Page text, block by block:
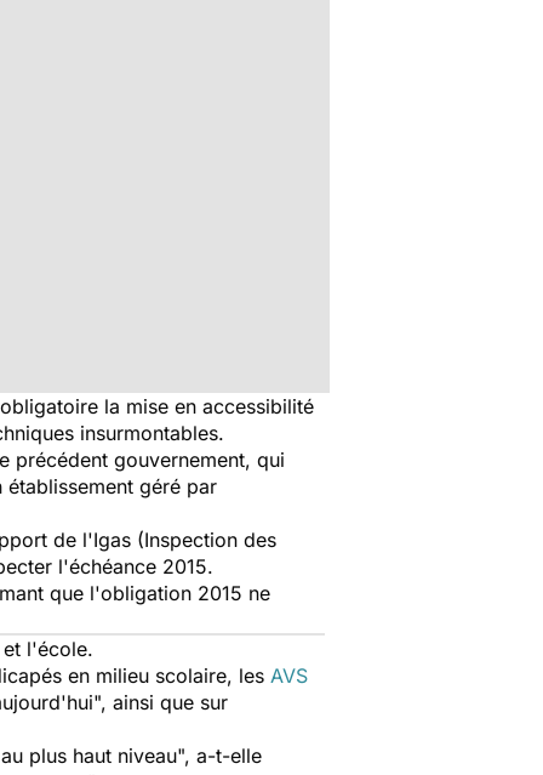
la mise en accessibilité
insurmontables.
précédent gouvernement, qui
géré par
de l'Igas (Inspection des
l'échéance 2015.
que l'obligation 2015 ne
et l'école.
en milieu scolaire, les AVS
ainsi que sur
plus haut niveau", a-t-elle